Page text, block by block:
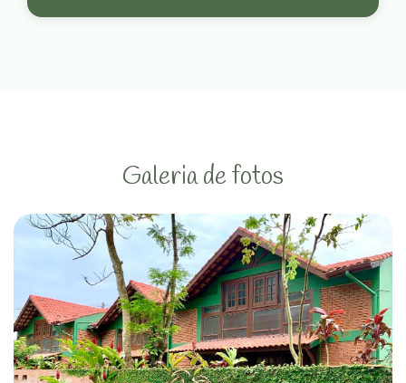
Galeria de fotos